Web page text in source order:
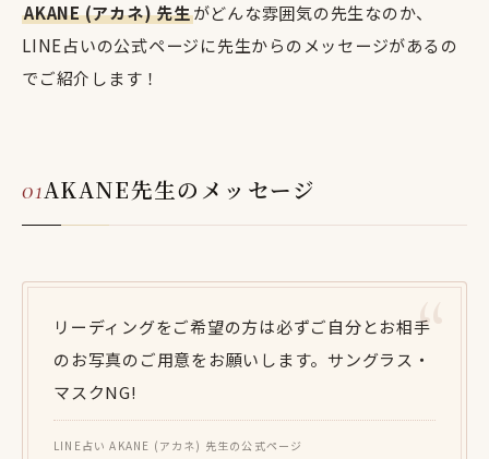
AKANE (アカネ) 先生がどんな雰囲気の先生なのか、
LINE占いの公式ページに先生からのメッセージがあるの
でご紹介します！
AKANE先生のメッセージ
リーディングをご希望の方は必ずご自分とお相手
のお写真のご用意をお願いします。サングラス・
マスクNG!
LINE占い AKANE (アカネ) 先生の公式ページ